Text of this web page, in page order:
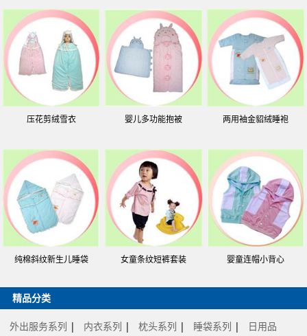
压花剪绒雪衣 婴儿多功能抱被 两用袖金貂绒睡袍
纯棉斜纹新生儿睡袋 女童条纹短裤套装 婴童连帽小背心
精品分类
外出服务系列 | 内衣系列 | 枕头系列 | 睡袋系列 | 日用品